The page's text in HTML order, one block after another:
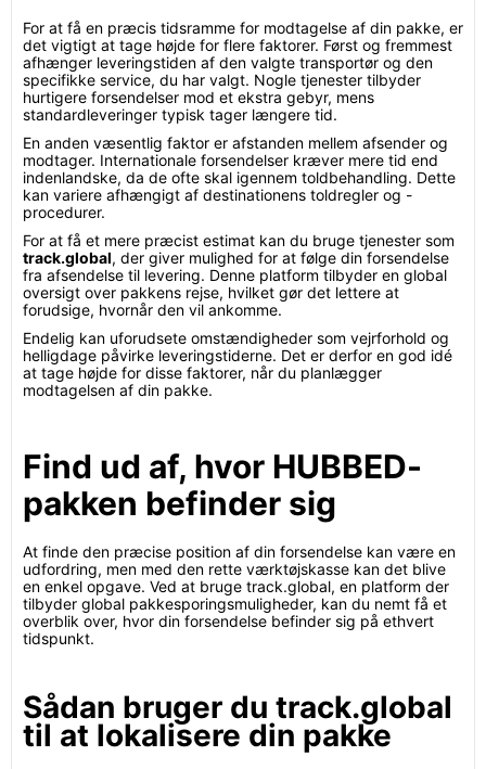
For at få en præcis tidsramme for modtagelse af din pakke, er
det vigtigt at tage højde for flere faktorer. Først og fremmest
afhænger leveringstiden af den valgte transportør og den
specifikke service, du har valgt. Nogle tjenester tilbyder
hurtigere forsendelser mod et ekstra gebyr, mens
standardleveringer typisk tager længere tid.
En anden væsentlig faktor er afstanden mellem afsender og
modtager. Internationale forsendelser kræver mere tid end
indenlandske, da de ofte skal igennem toldbehandling. Dette
kan variere afhængigt af destinationens toldregler og -
procedurer.
For at få et mere præcist estimat kan du bruge tjenester som
track.global, der giver mulighed for at følge din forsendelse
fra afsendelse til levering. Denne platform tilbyder en global
oversigt over pakkens rejse, hvilket gør det lettere at
forudsige, hvornår den vil ankomme.
Endelig kan uforudsete omstændigheder som vejrforhold og
helligdage påvirke leveringstiderne. Det er derfor en god idé
at tage højde for disse faktorer, når du planlægger
modtagelsen af din pakke.
Find ud af, hvor HUBBED-
pakken befinder sig
At finde den præcise position af din forsendelse kan være en
udfordring, men med den rette værktøjskasse kan det blive
en enkel opgave. Ved at bruge track.global, en platform der
tilbyder global pakkesporingsmuligheder, kan du nemt få et
overblik over, hvor din forsendelse befinder sig på ethvert
tidspunkt.
Sådan bruger du track.global
til at lokalisere din pakke